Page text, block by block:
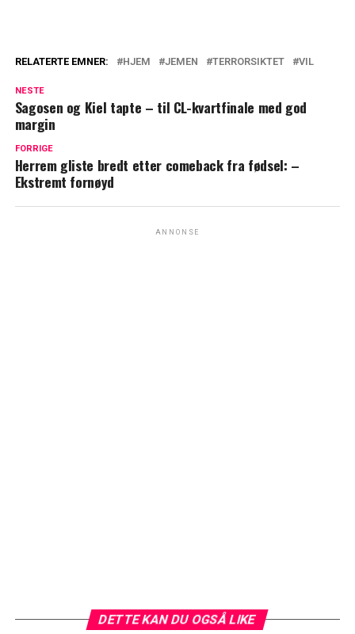
RELATERTE EMNER: HJEM JEMEN TERRORSIKTET VIL
NESTE
Sagosen og Kiel tapte – til CL-kvartfinale med god
margin
FORRIGE
Herrem gliste bredt etter comeback fra fødsel: –
Ekstremt fornøyd
ANNONSE
DETTE KAN DU OGSÅ LIKE